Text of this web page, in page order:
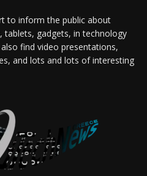
to inform the public about
tablets, gadgets, in technology
find video presentations,
and lots and lots of interesting